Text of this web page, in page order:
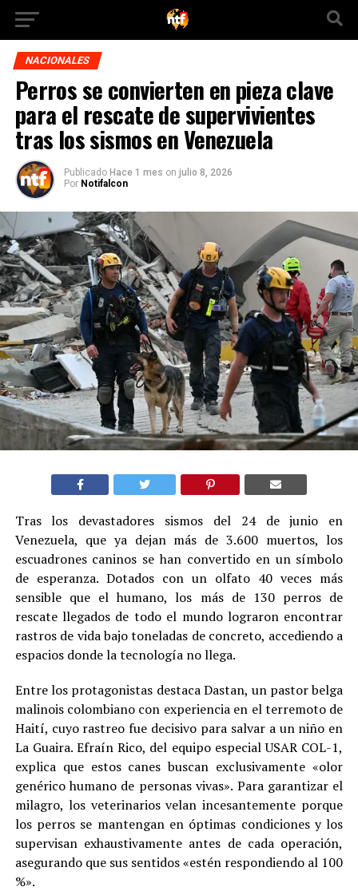
NACIONALES
Perros se convierten en pieza clave
para el rescate de supervivientes
tras los sismos en Venezuela
Publicado Hace 1 mes on julio 8, 2026
Por Notifalcon
Tras los devastadores sismos del 24 de junio en
Venezuela, que ya dejan más de 3.600 muertos, los
escuadrones caninos se han convertido en un símbolo
de esperanza. Dotados con un olfato 40 veces más
sensible que el humano, los más de 130 perros de
rescate llegados de todo el mundo lograron encontrar
rastros de vida bajo toneladas de concreto, accediendo a
espacios donde la tecnología no llega.
Entre los protagonistas destaca Dastan, un pastor belga
malinois colombiano con experiencia en el terremoto de
Haití, cuyo rastreo fue decisivo para salvar a un niño en
La Guaira. Efraín Rico, del equipo especial USAR COL-1,
explica que estos canes buscan exclusivamente «olor
genérico humano de personas vivas». Para garantizar el
milagro, los veterinarios velan incesantemente porque
los perros se mantengan en óptimas condiciones y los
supervisan exhaustivamente antes de cada operación,
asegurando que sus sentidos «estén respondiendo al 100
%».